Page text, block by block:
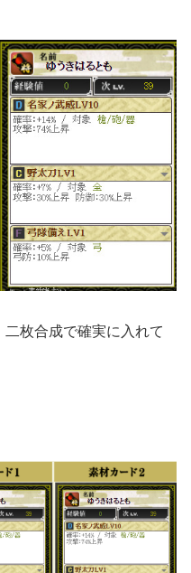
枚合成で確実に入れて